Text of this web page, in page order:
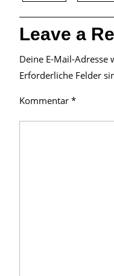
Leave a
Deine E-Mail-
Erforderliche Felder
Kommentar *